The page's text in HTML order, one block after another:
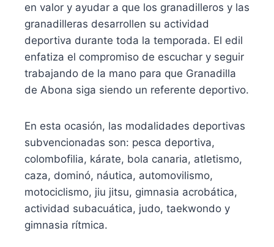
en valor y ayudar a que los granadilleros y las
granadilleras desarrollen su actividad
deportiva durante toda la temporada. El edil
enfatiza el compromiso de escuchar y seguir
trabajando de la mano para que Granadilla
de Abona siga siendo un referente deportivo.
En esta ocasión, las modalidades deportivas
subvencionadas son: pesca deportiva,
colombofilia, kárate, bola canaria, atletismo,
caza, dominó, náutica, automovilismo,
motociclismo, jiu jitsu, gimnasia acrobática,
actividad subacuática, judo, taekwondo y
gimnasia rítmica.